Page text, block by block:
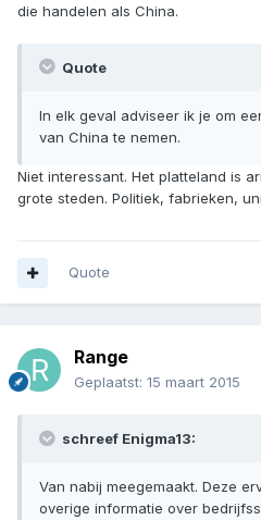
die handelen als China.
Quote
In elk geval adviseer ik je om
van China te nemen.
Niet interessant. Het platteland is
grote steden. Politiek, fabrieken,
Quote
Range
Geplaatst: 15 maart 2015
schreef Enigma13:
Van nabij meegemaakt. Deze
overige informatie over